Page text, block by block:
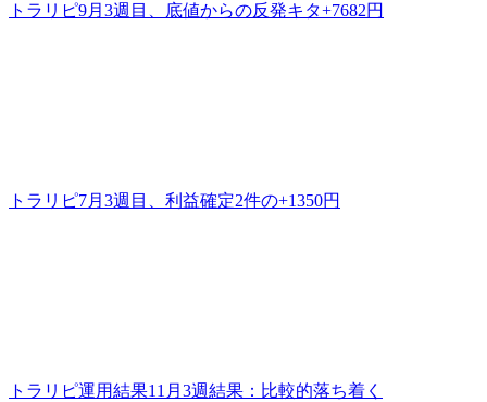
トラリピ9月3週目、底値からの反発キタ+7682円
トラリピ7月3週目、利益確定2件の+1350円
トラリピ運用結果11月3週結果：比較的落ち着く